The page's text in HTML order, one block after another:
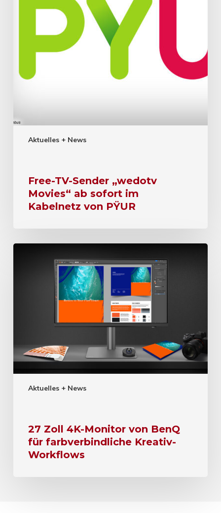
Aktuelles + News
Free-TV-Sender „wedotv
Movies“ ab sofort im
Kabelnetz von PŸUR
Aktuelles + News
27 Zoll 4K-Monitor von BenQ
für farbverbindliche Kreativ-
Workflows